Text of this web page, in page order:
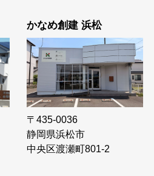
かなめ創建 浜松
〒435-0036
静岡県浜松市
中央区渡瀬町801-2